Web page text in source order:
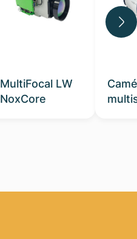
MultiFocal LW
NoxCore